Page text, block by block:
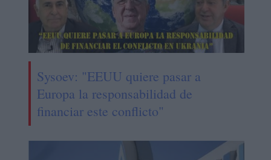
Sysoev: "EEUU quiere pasar a
Europa la responsabilidad de
financiar este conflicto"